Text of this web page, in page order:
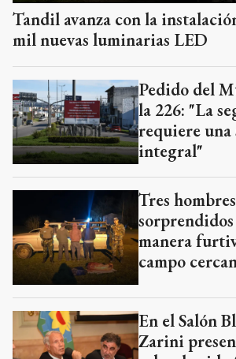
Tandil avanza con la
mil nuevas luminarias LED
Pedido del
la 226: "La
requiere
integral"
Tres
manera
campo
En el Salón
Zarini